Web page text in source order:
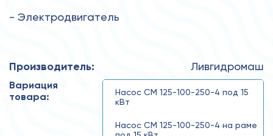
- Электродвигатель
Производитель: Ливгидромаш
Вариация
товара:
Насос СМ 125-100-250-4 под 15
кВт
Насос СМ 125-100-250-4 на раме